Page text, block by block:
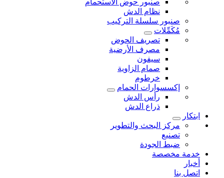
صنبور حوض الاستحمام
نظام الدش
صنبور سلسلة التركيب
مُكَمِّلات
تصريف الحوض
مصرف الأرضية
سيفون
صمام الزاوية
خرطوم
إكسسوارات الحمام
رأس الدش
ذراع الدش
ابتكار
مركز البحث والتطوير
تصنيع
ضبط الجودة
خدمة مخصصة
أخبار
اتصل بنا